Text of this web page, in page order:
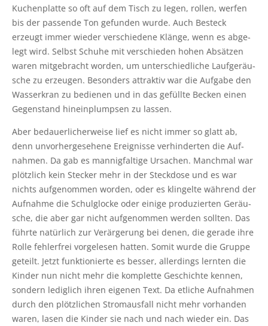
Kuchen­plat­te so oft auf dem Tisch zu legen, rol­len, wer­fen
bis der pas­sen­de Ton gefun­den wur­de. Auch Besteck
erzeugt immer wie­der ver­schie­de­ne Klän­ge, wenn es abge­
legt wird. Selbst Schu­he mit ver­schie­den hohen Absät­zen
waren mit­ge­bracht wor­den, um unter­schied­li­che Lauf­ge­räu­
sche zu erzeu­gen. Beson­ders attrak­tiv war die Auf­ga­be den
Wass­er­kran zu bedie­nen und in das gefüll­te Becken einen
Gegen­stand hin­ein­plump­sen zu lassen.
Aber bedau­er­li­cher­wei­se lief es nicht immer so glatt ab,
denn unvor­her­ge­se­he­ne Ereig­nis­se ver­hin­der­ten die Auf­
nah­men. Da gab es man­nig­fal­ti­ge Ursa­chen. Manch­mal war
plötz­lich kein Ste­cker mehr in der Steck­do­se und es war
nichts auf­ge­nom­men wor­den, oder es klin­gel­te wäh­rend der
Auf­nah­me die Schul­glo­cke oder eini­ge pro­du­zier­ten Geräu­
sche, die aber gar nicht auf­ge­nom­men wer­den soll­ten. Das
führ­te natür­lich zur Ver­är­ge­rung bei denen, die gera­de ihre
Rol­le feh­ler­frei vor­ge­le­sen hat­ten. Somit wur­de die Grup­pe
geteilt. Jetzt funk­tio­nier­te es bes­ser, aller­dings lern­ten die
Kin­der nun nicht mehr die kom­plet­te Geschich­te ken­nen,
son­dern ledig­lich ihren eige­nen Text. Da etli­che Auf­nah­men
durch den plötz­li­chen Strom­aus­fall nicht mehr vor­han­den
waren, lasen die Kin­der sie nach und nach wie­der ein. Das